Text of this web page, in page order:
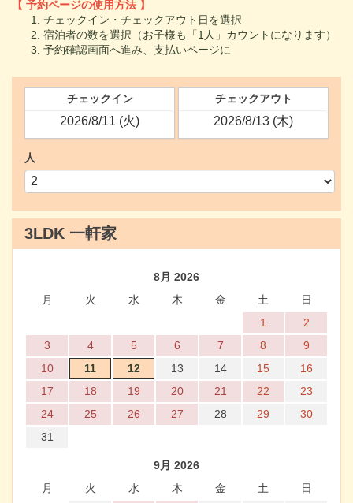
【 予約ページの使用方法 】
チェックイン・チェックアウト日を選択
宿泊者の数を選択（お子様も「1人」カウントになります）
予約確認画面へ進み、支払いページに
チェックイン チェックアウト
人
3LDK 一軒家
8月 2026
月
火 水 木 金 土
日
1
2
3
4 5 6 7 8
9
10
11 12 13 14 15
16
17
18 19 20 21 22
23
24
25 26 27 28 29
30
31
9月 2026
月
火 水 木 金 土
日